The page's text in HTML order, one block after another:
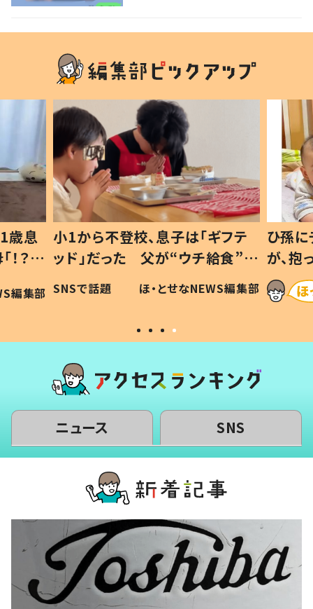
歳息
？」
編集部
小1から不登校、息子は「ギフテ
ッド」だった 父が“ウチ給食”を
作り続ける理由とは #令和の親
#令和の子
SNSで話題 ほ・とせなNEWS編集部
ひ孫
が、
「涙が
い」
ニュース SNS